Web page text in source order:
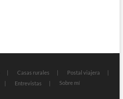
Casas rurales
Postal viajera
Entrevistas Sobre mí